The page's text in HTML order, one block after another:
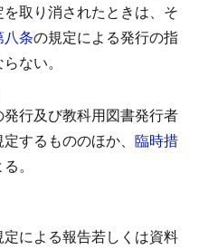
取り消されたときは、そ
条の規定による発行の指
ない。
行及び教科用図書発行者
するもののほか、 臨時措
。
定による報告若しくは資料